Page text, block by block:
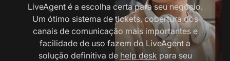
LiveAgent é a escolha certa para seu negócio.
Um ótimo sistema de tickets, cobertura dos
canais de comunicação mais importantes e
facilidade de uso fazem do LiveAgent a
solução definitiva de help desk para seu